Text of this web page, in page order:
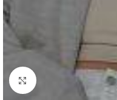
Haga clic para ampliar